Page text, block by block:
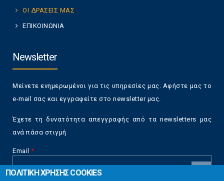
ΟΙ ΔΡΑΣΕΙΣ ΜΑΣ
ΕΠΙΚΟΙΝΩΝΙΑ
Newsletter
Μείνετε ενημερωμένοι για τις υπηρεσίες μας. Αφήστε μας το
e-mail σας και εγγραφείτε στο newsletter μας.
Έχετε τη δυνατότητα απεγγραφής από τα newsletters μας
ανά πάσα στιγμή
Email *
ΠΟΛΙΤΙΚΗ ΧΡΗΣΗΣ COOKIES